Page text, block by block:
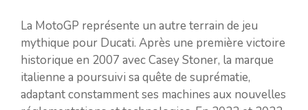
La MotoGP représente un autre terrain de jeu
mythique pour Ducati. Après une première victoire
historique en 2007 avec Casey Stoner, la marque
italienne a poursuivi sa quête de suprématie,
adaptant constamment ses machines aux nouvelles